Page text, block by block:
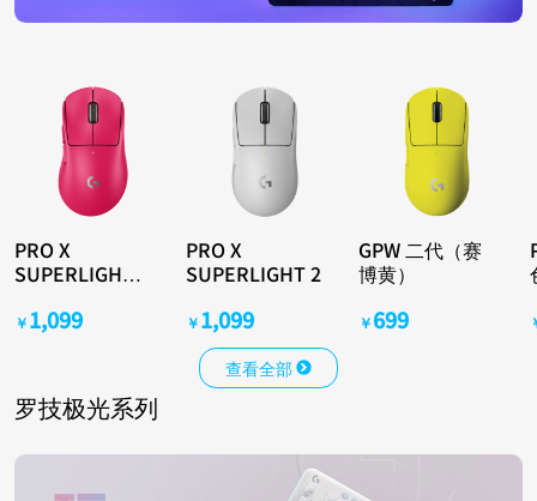
PRO X
SUPERLIGHT 2
￥1,099
PRO X
SUPERLIGHT 2
￥1,099
GPW 二代（赛
博黄）
￥699
查看全部
罗技极光系列